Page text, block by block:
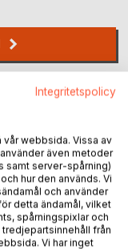
Integritetspolicy
webbsida. Vissa av
även metoder
samt server-spårning)
hur den används. Vi
och använder
detta ändamål, vilket
spårningspixlar och
från
Vi har inget